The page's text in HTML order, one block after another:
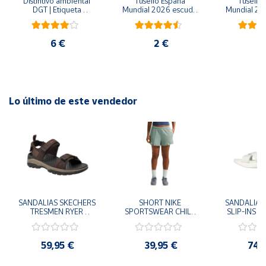
cubierta de la bola: Cosido Vejiga: Bloqueo de presión Cubrir:
TPU reciclado Construcción interna: Respaldo de espuma
DGT | Etiqueta
ambiental oficial
6 €
Mundial 2026 escudo
blanco
2 €
Mundial
Lo último de este vendedor
SANDALIAS SKECHERS
TRESMEN RYER
205112-CHOC
COMODAS
59,95 €
SHORT NIKE
SPORTSWEAR CHILL
006 PANTALONES
39,95 €
SANDALIAS
SLIP-INS